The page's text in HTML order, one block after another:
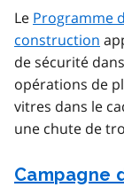
Le Programme
construction
de sécurité
opérations de
vitres dans le
une chute de
Campagne